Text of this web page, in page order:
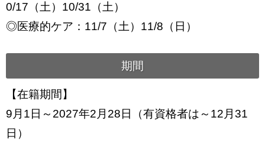
0/17（土）10/31（土）
◎医療的ケア：11/7（土）11/8（日）
期間
【在籍期間】
9月1日～2027年2月28日（有資格者は～12月31
日）